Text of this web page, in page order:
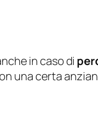
in caso di
una certa